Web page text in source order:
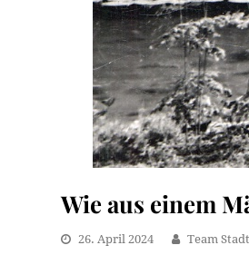
Wie aus einem
26. April 2024 Team